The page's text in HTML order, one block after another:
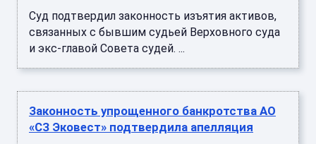
Суд подтвердил законность изъятия активов,
связанных с бывшим судьей Верховного суда
и экс-главой Совета судей. ...
Законность упрощенного банкротства АО
«СЗ Эковест» подтвердила апелляция